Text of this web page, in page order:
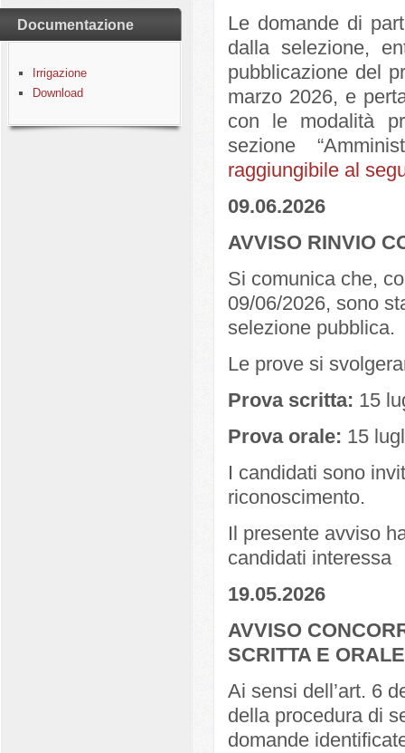
Documentazione
Irrigazione
Download
Le domande di
dalla selezione,
pubblicazione del
marzo 2026, e
con le modalità
sezione
raggiungibile al
09.06.2026
AVVISO RINVIO
Si comunica che,
09/06/2026, sono
selezione pubblica.
Le prove si
Prova scritta: 15
Prova orale: 15
I candidati sono
riconoscimento.
Il presente avviso
candidati interessa
19.05.2026
AVVISO
SCRITTA E ORALE
Ai sensi dell’art. 6
della procedura di
domande